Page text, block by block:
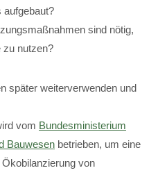
aufgebaut?
sind nötig,
zu nutzen?
später weiterverwenden und
vom Bundesministerium
Bauwesen betrieben, um eine
von